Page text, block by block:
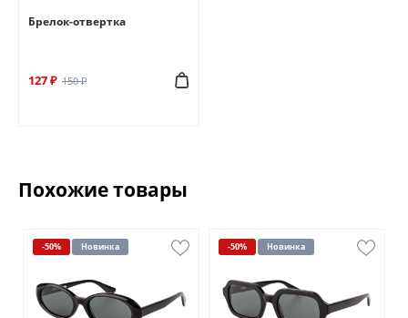
Брелок-отвертка
127 ₽ 150 ₽
Похожие товары
-50% Новинка -50% Новинка